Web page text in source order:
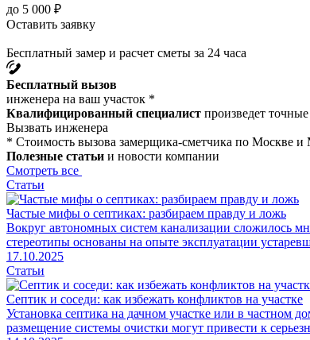
до 5 000 ₽
Оставить заявку
Бесплатный замер и расчет сметы за 24 часа
Бесплатный вызов
инженера на ваш участок *
Квалифицированный специалист произведет
Вызвать инженера
* Стоимость вызова замерщика-сметчика по Москве и
Полезные статьи и новости компании
Смотреть все
Статьи
Частые мифы о септиках: разбираем правду и ложь
Вокруг автономных систем канализации сложилось
стереотипы основаны на опыте эксплуатации
17.10.2025
Статьи
Септик и соседи: как избежать конфликтов на участке
Установка септика на дачном участке или в частном
размещение системы очистки могут привести к